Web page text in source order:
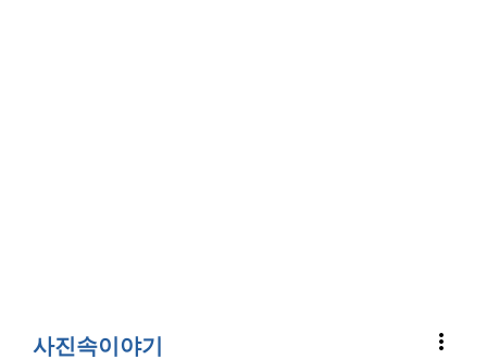
사진속이야기 more_vert